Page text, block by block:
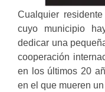
Cualquier
cuyo municipio
dedicar una
cooperación
en los últimos 20
en el que mueren